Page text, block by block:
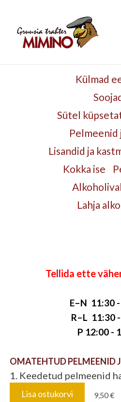
Külmad
Sütel
Pelmeenid
Lisandid ja
Kokka ise
Lahja
Tellida ette
E–N 11:30
R–L 11:30
P 12:00 -
OMATEHTUD PELMEENID
1. Keedetud pelmeenid
Lisa ostukorvi 9,50 €